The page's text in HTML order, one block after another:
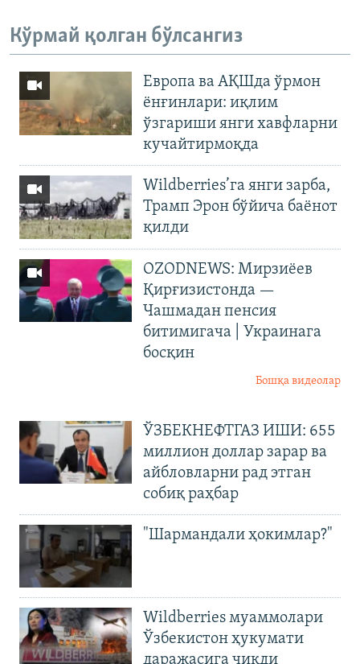
Кўрмай қолган бўлсангиз
Европа ва АҚШда ўрмон
ёнғинлари: иқлим
ўзгариши янги хавфларни
кучайтирмоқда
Wildberries’га янги зарба,
Трамп Эрон бўйича баёнот
қилди
OZODNEWS: Мирзиёев
Қирғизистонда —
Чашмадан пенсия
битимигача | Украинага
босқин
Бошқа видеолар
ЎЗБЕКНЕФТГАЗ ИШИ: 655
миллион доллар зарар ва
айбловларни рад этган
собиқ раҳбар
"Шармандали ҳокимлар?"
Wildberries муаммолари
Ўзбекистон ҳукумати
даражасига чиқди